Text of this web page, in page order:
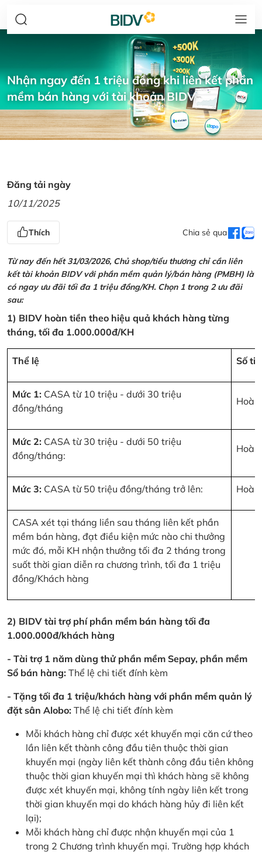
Nhận ngay đến 1 triệu đồng khi liên kết phần
mềm bán hàng với tài khoản BIDV
Đăng tải ngày
10/11/2025
Thích Chia sẻ qua
Từ nay đến hết 31/03/2026, Chủ shop/tiểu thương chỉ cần liên
kết tài khoản BIDV với phần mềm quản lý/bán hàng (PMBH) là
có ngay ưu đãi tối đa 1 triệu đồng/KH. Chọn 1 trong 2 ưu đãi
sau:
1) BIDV hoàn tiền theo hiệu quả khách hàng từng
tháng, tối đa 1.000.000đ/KH
Thể lệ Số
Mức 1: CASA từ 10 triệu - dưới 30 triệu
đồng/tháng
Mức 2: CASA từ 30 triệu - dưới 50 triệu
đồng/tháng:
Mức 3: CASA từ 50 triệu đồng/tháng trở lên:
CASA xét tại tháng liền sau tháng liên kết phần
mềm bán hàng, đạt điều kiện mức nào chi thưởng
mức đó, mỗi KH nhận thưởng tối đa 2 tháng trong
suốt thời gian diễn ra chương trình, tối đa 1 triệu
đồng/Khách hàng
2) BIDV tài trợ phí phần mềm bán hàng tối đa
1.000.000đ/khách hàng
- Tài trợ 1 năm dùng thử phần mềm Sepay, phần mềm
Sổ bán hàng: Thể lệ chi tiết đính kèm
- Tặng tối đa 1 triệu/khách hàng với phần mềm quản lý
đặt sân Alobo: Thể lệ chi tiết đính kèm
Mỗi khách hàng chỉ được xét khuyến mại căn cứ theo
lần liên kết thành công đầu tiên thuộc thời gian
khuyến mại (ngày liên kết thành công đầu tiên không
thuộc thời gian khuyến mại thì khách hàng sẽ không
được xét khuyến mại, không tính ngày liên kết trong
thời gian khuyến mại do khách hàng hủy đi liên kết
lại);
Mỗi khách hàng chỉ được nhận khuyến mại của 1
trong 2 Chương trình khuyến mại. Trường hợp khách